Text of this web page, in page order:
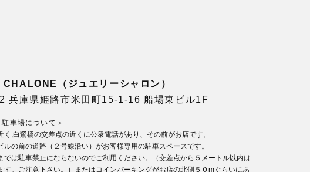
（ジュエリーシャロン）
兵庫県姫路市米田町15-1-16 船場東ビル1F
車場について＞
く,白鷺橋の交差点の近くに公衆電話があり、その前がお店です。
ルの前の道路（２号線沿い）がお客様専用の駐車スペースです。
では駐車禁止にならないのでご利用ください。（交差点から５メートル以内は
す。ご注意下さい。）またはコインパーキングがお店の北側５０mぐらいにあ